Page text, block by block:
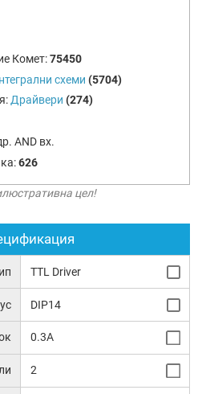
Комет:75450
схеми (5704)
Драйвери (274)
AND вх.
626
цел!
TTL Driver
DIP14
0.3A
2